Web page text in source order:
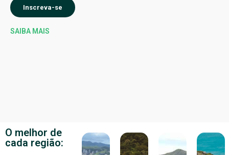
Inscreva-se
SAIBA MAIS
O melhor de
cada região: